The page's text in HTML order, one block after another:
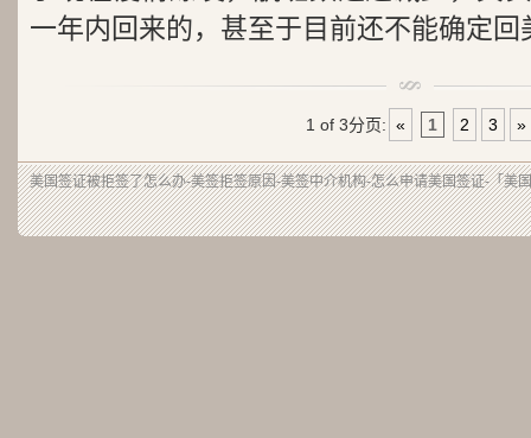
一年内回来的，甚至于目前还不能确定回
1 of 3分页: « 1 2 3 »
美国签证被拒签了怎么办-美签拒签原因-美签中介机构-怎么申请美国签证-「美